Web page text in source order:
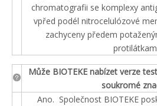
chromatografii se komplexy
vpřed podél nitrocelulózové
zachyceny předem
Může BIOTEKE nabízet verze
soukromé
Ano. Společnost BIOTEKE